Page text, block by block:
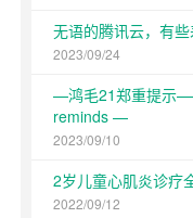
无语的腾讯云，有
2023/09/24
—鸿毛21郑重提示
reminds —
2023/09/10
2岁儿童心肌炎诊疗
2022/09/12